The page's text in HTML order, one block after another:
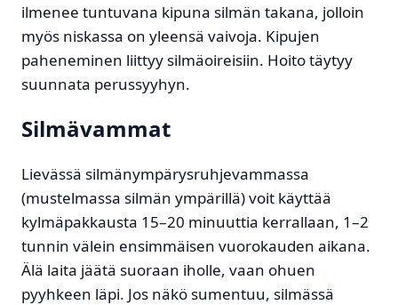
ilmenee tuntuvana kipuna silmän takana, jolloin
myös niskassa on yleensä vaivoja. Kipujen
paheneminen liittyy silmäoireisiin. Hoito täytyy
suunnata perussyyhyn.
Silmävammat
Lievässä silmänympärysruhjevammassa
(mustelmassa silmän ympärillä) voit käyttää
kylmäpakkausta 15–20 minuuttia kerrallaan, 1–2
tunnin välein ensimmäisen vuorokauden aikana.
Älä laita jäätä suoraan iholle, vaan ohuen
pyyhkeen läpi. Jos näkö sumentuu, silmässä